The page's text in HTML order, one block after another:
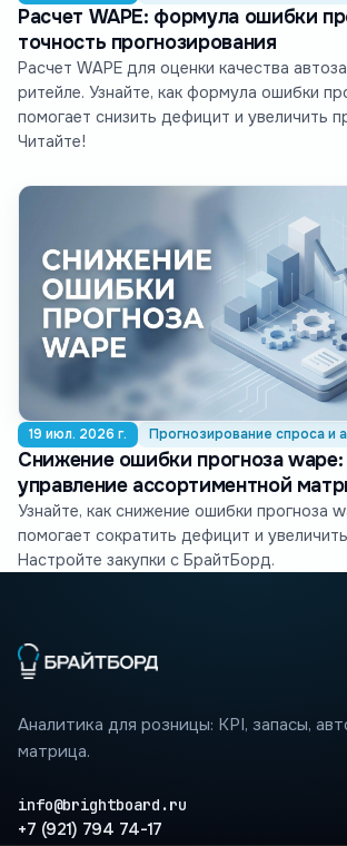
Расчет WAPE: формула ошибки
точность прогнозирования
Расчет WAPE для оценки качества
ритейле. Узнайте, как формула ошибки
помогает снизить дефицит и увеличить
Читайте!
19 июл. 2026 г. Прогнозирование спроса и
Снижение ошибки прогноза wape:
управление ассортиментной
Узнайте, как снижение ошибки прогноза
помогает сократить дефицит и
Настройте закупки с БрайтБорд.
Аналитика для розницы: KPI, запасы,
матрица.
info@brightboard.ru
+7 (921) 794 74-17